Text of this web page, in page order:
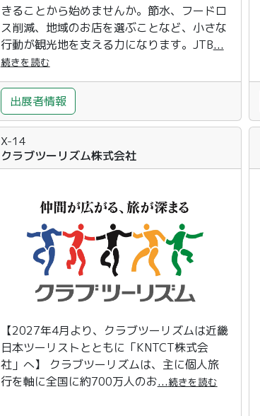
きることから始めませんか。節水、フードロ
ス削減、地域のお店を選ぶことなど、小さな
行動が観光地を支える力になります。JTB...
続きを読む
出展者情報
X-14
クラブツーリズム株式会社
【2027年4月より、クラブツーリズムは近畿
日本ツーリストとともに「KNTCT株式会
社」へ】 クラブツーリズムは、主に個人旅
行を軸に全国に約700万人のお...続きを読む